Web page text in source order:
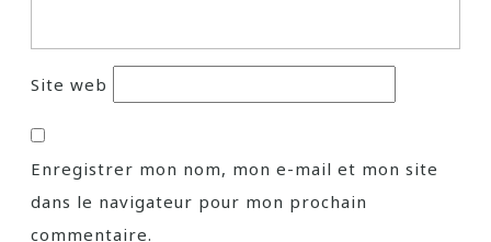
Site web
Enregistrer mon nom, mon e-mail et mon site
dans le navigateur pour mon prochain
commentaire.